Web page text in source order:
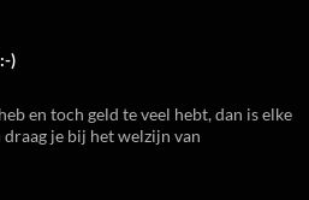
)
en toch geld te veel hebt, dan is elke
je bij het welzijn van